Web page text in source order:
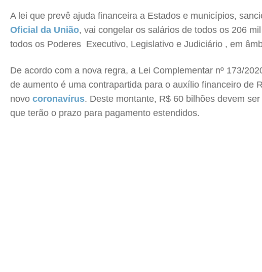
A lei que prevê ajuda financeira a Estados e municípios,
Oficial da União, vai congelar os salários de todos os 206
todos os Poderes  Executivo, Legislativo e Judiciário , em
De acordo com a nova regra, a Lei Complementar nº 173/
de aumento é uma contrapartida para o auxílio financeiro de
novo coronavírus. Deste montante, R$ 60 bilhões devem
que terão o prazo para pagamento estendidos.